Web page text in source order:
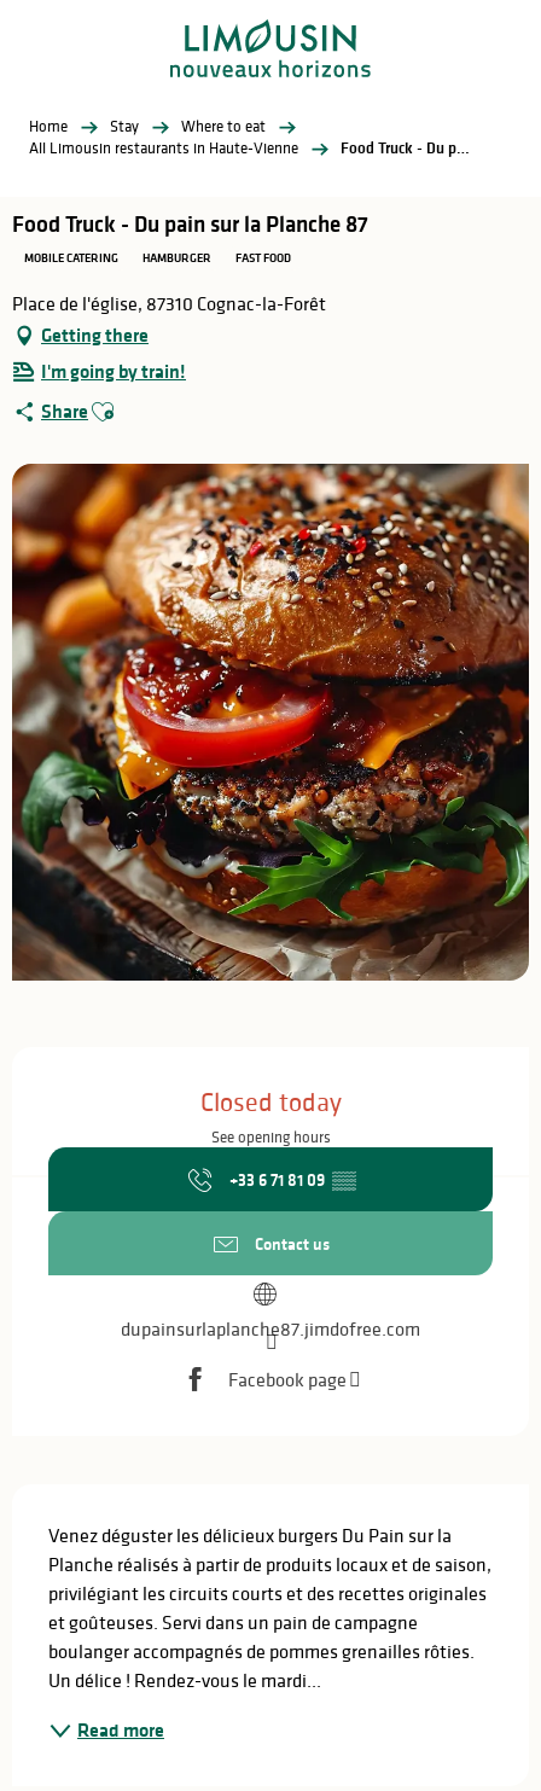
Home Stay
Where to eat
All Limousin restaurants in Haute-Vienne
Food Truck - Du pain sur la Planche 87
Food Truck - Du pain sur la Planche 87
MOBILE CATERING HAMBURGER FAST FOOD
Place de l'église, 87310 Cognac-la-Forêt
Getting there
I'm going by train!
Share Ajouter aux favoris
Closed today
See opening hours
+33 6 71 81 09 ▒▒
Contact us
dupainsurlaplanche87.jimdofree.com
Facebook page
Venez déguster les délicieux burgers Du Pain sur la
Planche réalisés à partir de produits locaux et de saison,
privilégiant les circuits courts et des recettes originales
et goûteuses. Servi dans un pain de campagne
boulanger accompagnés de pommes grenailles rôties.
Un délice ! Rendez-vous le mardi...
Read more